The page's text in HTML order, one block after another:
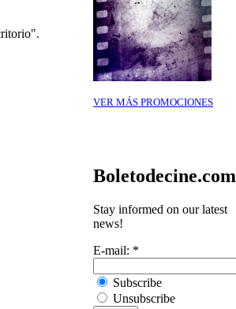
VER MÁS PROMOCIONES
Boletodecine.com
Stay informed on our latest
news!
E-mail: *
Subscribe
Unsubscribe